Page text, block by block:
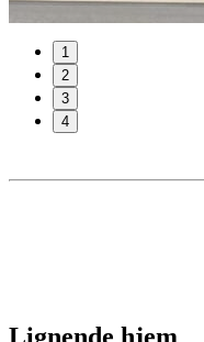
Hjemmet til den